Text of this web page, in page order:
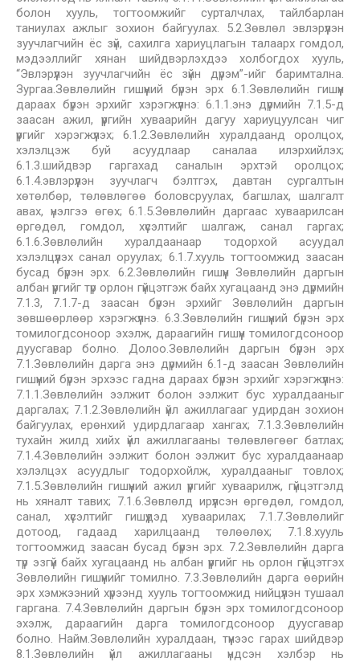
болон хууль, тогтоомжийг сурталчлах, тайлбарлан
таниулах ажлыг зохион байгуулах. 5.2.Зөвлөл эвлэрүүлэн
зуучлагчийн ёс зүй, сахилга хариуцлагын талаарх гомдол,
мэдээллийг хянан шийдвэрлэхдээ холбогдох хууль,
“Эвлэрүүлэн зуучлагчийн ёс зүйн дүрэм”-ийг баримтална.
Зургаа.Зөвлөлийн гишүүний бүрэн эрх 6.1.Зөвлөлийн гишүүн
дараах бүрэн эрхийг хэрэгжүүлнэ: 6.1.1.энэ дүрмийн 7.1.5-д
заасан ажил, үүргийн хуваарийн дагуу хариуцуулсан чиг
үүргийг хэрэгжүүлэх; 6.1.2.Зөвлөлийн хуралдаанд оролцох,
хэлэлцэж буй асуудлаар саналаа илэрхийлэх;
6.1.3.шийдвэр гаргахад саналын эрхтэй оролцох;
6.1.4.эвлэрүүлэн зуучлагч бэлтгэх, давтан сургалтын
хөтөлбөр, төлөвлөгөө боловсруулах, багшлах, шалгалт
авах, үнэлгээ өгөх; 6.1.5.Зөвлөлийн даргаас хуваарилсан
өргөдөл, гомдол, хүсэлтийг шалгаж, санал гаргах;
6.1.6.Зөвлөлийн хуралдаанаар тодорхой асуудал
хэлэлцүүлэх санал оруулах; 6.1.7.хууль тогтоомжид заасан
бусад бүрэн эрх. 6.2.3өвлөлийн гишүүн Зөвлөлийн даргын
албан үүргийг түр орлон гүйцэтгэж байх хугацаанд энэ дүрмийн
7.1.3, 7.1.7-д заасан бүрэн эрхийг Зөвлөлийн даргын
зөвшөөрлөөр хэрэгжүүлнэ. 6.3.Зөвлөлийн гишүүний бүрэн эрх
томилогдсоноор эхэлж, дараагийн гишүүн томилогдсоноор
дуусгавар болно. Долоо.Зөвлөлийн даргын бүрэн эрх
7.1.Зөвлөлийн дарга энэ дүрмийн 6.1-д заасан Зөвлөлийн
гишүүний бүрэн эрхээс гадна дараах бүрэн эрхийг хэрэгжүүлнэ:
7.1.1.Зөвлөлийн ээлжит болон ээлжит бус хуралдааныг
даргалах; 7.1.2.Зөвлөлийн үйл ажиллагааг удирдан зохион
байгуулах, ерөнхий удирдлагаар хангах; 7.1.3.Зөвлөлийн
тухайн жилд хийх үйл ажиллагааны төлөвлөгөөг батлах;
7.1.4.Зөвлөлийн ээлжит болон ээлжит бус хуралдаанаар
хэлэлцэх асуудлыг тодорхойлж, хуралдааныг товлох;
7.1.5.Зөвлөлийн гишүүний ажил үүргийг хуваарилж, гүйцэтгэлд
нь хяналт тавих; 7.1.6.Зөвлөлд ирүүлсэн өргөдөл, гомдол,
санал, хүсэлтийг гишүүдэд хуваарилах; 7.1.7.Зөвлөлийг
дотоод, гадаад харилцаанд төлөөлөх; 7.1.8.хууль
тогтоомжид заасан бусад бүрэн эрх. 7.2.Зөвлөлийн дарга
түр эзгүй байх хугацаанд нь албан үүргийг нь орлон гүйцэтгэх
Зөвлөлийн гишүүнийг томилно. 7.3.Зөвлөлийн дарга өөрийн
эрх хэмжээний хүрээнд хууль тогтоомжид нийцүүлэн тушаал
гаргана. 7.4.Зөвлөлийн даргын бүрэн эрх томилогдсоноор
эхэлж, дараагийн дарга томилогдсоноор дуусгавар
болно. Найм.Зөвлөлийн хуралдаан, түүнээс гарах шийдвэр
8.1.Зөвлөлийн үйл ажиллагааны үндсэн хэлбэр нь